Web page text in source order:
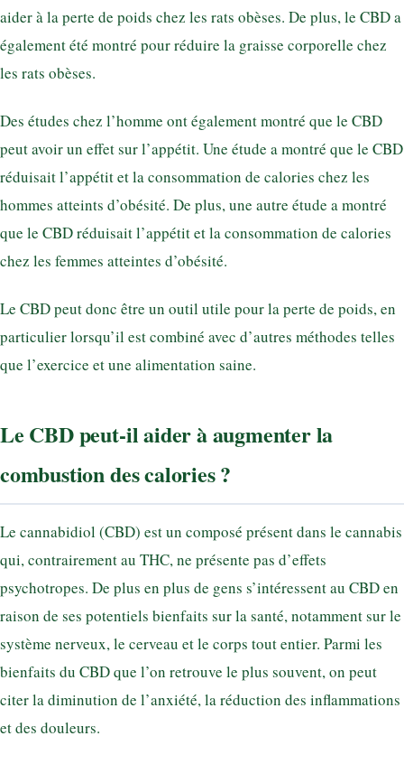
aider à la perte de poids chez les rats obèses. De plus, le CBD a
également été montré pour réduire la graisse corporelle chez
les rats obèses.
Des études chez l’homme ont également montré que le CBD
peut avoir un effet sur l’appétit. Une étude a montré que le CBD
réduisait l’appétit et la consommation de calories chez les
hommes atteints d’obésité. De plus, une autre étude a montré
que le CBD réduisait l’appétit et la consommation de calories
chez les femmes atteintes d’obésité.
Le CBD peut donc être un outil utile pour la perte de poids, en
particulier lorsqu’il est combiné avec d’autres méthodes telles
que l’exercice et une alimentation saine.
Le CBD peut-il aider à augmenter la
combustion des calories ?
Le cannabidiol (CBD) est un composé présent dans le cannabis
qui, contrairement au THC, ne présente pas d’effets
psychotropes. De plus en plus de gens s’intéressent au CBD en
raison de ses potentiels bienfaits sur la santé, notamment sur le
système nerveux, le cerveau et le corps tout entier. Parmi les
bienfaits du CBD que l’on retrouve le plus souvent, on peut
citer la diminution de l’anxiété, la réduction des inflammations
et des douleurs.